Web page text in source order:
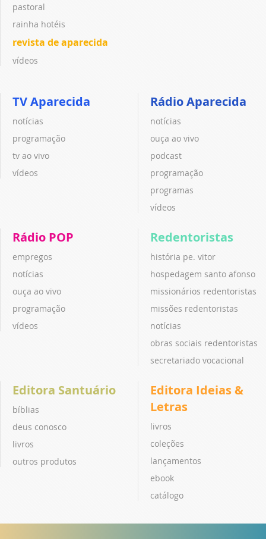
pastoral
rainha hotéis
revista de aparecida
vídeos
TV Aparecida
notícias
programação
tv ao vivo
vídeos
Rádio Aparecida
notícias
ouça ao vivo
podcast
programação
programas
vídeos
Rádio POP
empregos
notícias
ouça ao vivo
programação
vídeos
Redentoristas
história pe. vitor
hospedagem santo afonso
missionários redentoristas
missões redentoristas
notícias
obras sociais redentoristas
secretariado vocacional
Editora Santuário
bíblias
deus conosco
livros
outros produtos
Editora Ideias &
Letras
livros
coleções
lançamentos
ebook
catálogo